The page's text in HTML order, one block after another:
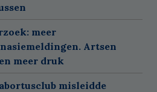
meer
Artsen
meer druk
misleidde